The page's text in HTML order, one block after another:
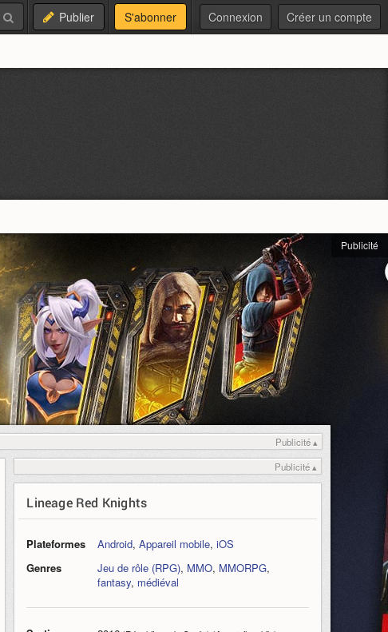
Publier S'abonner Connexion Créer un compte
Publicité
Publicité ▴
Publicité ▴
Lineage Red Knights
Plateformes Android,Appareil mobile,iOS
Genres
Jeu de rôle (RPG), MMO, MMORPG,
fantasy, médiéval